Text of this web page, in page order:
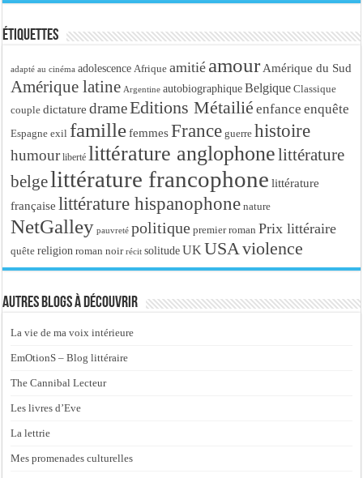
Étiquettes
adapté au cinéma adolescence Afrique amitié amour Amérique du Sud
Amérique latine Argentine autobiographique Belgique Classique
couple dictature drameEditions Métailié enfance enquête
Espagne exil famille femmes France guerre histoire
humour liberté littérature anglophonelittérature
belgelittérature francophone littérature
française littérature hispanophone nature
NetGalley pauvreté politique premier roman Prix littéraire
quête religion roman noir récit solitude UK USAviolence
Autres blogs à découvrir
La vie de ma voix intérieure
EmOtionS – Blog littéraire
The Cannibal Lecteur
Les livres d’Eve
La lettrie
Mes promenades culturelles